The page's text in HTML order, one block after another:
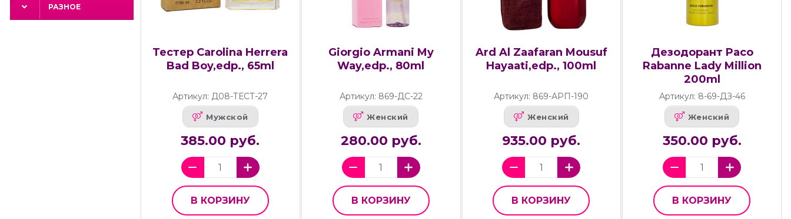
РАЗНОЕ
Тестер Carolina Herrera
Bad Boy,edp., 65ml
Артикул: Д08-ТЕСТ-27
Мужской
385.00 руб.
В КОРЗИНУ
Giorgio Armani My
Way,edp., 80ml
Артикул: 869-ДС-22
Женский
280.00 руб.
В КОРЗИНУ
Ard Al Zaafaran Mousuf
Hayaati,edp., 100ml
Артикул: 869-АРП-190
Женский
935.00 руб.
В КОРЗИНУ
Дезодорант Paco
Rabanne Lady Million
200ml
Артикул: 8-69-ДЗ-46
Женский
350.00 руб.
В КОРЗИНУ